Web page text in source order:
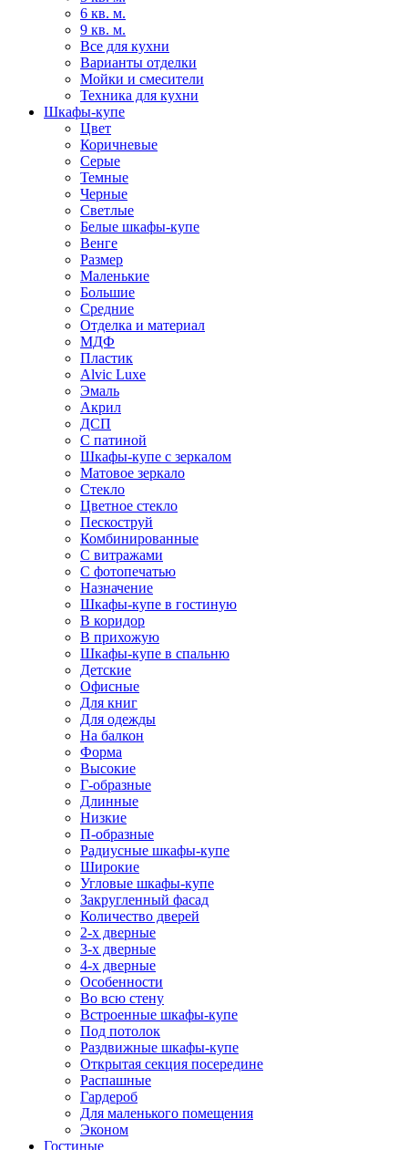
6 кв. м.
9 кв. м.
Все для кухни
Варианты отделки
Мойки и смесители
Техника для кухни
Шкафы-купе
Цвет
Коричневые
Серые
Темные
Черные
Светлые
Белые шкафы-купе
Венге
Размер
Маленькие
Большие
Средние
Отделка и материал
МДФ
Пластик
Alvic Luxe
Эмаль
Акрил
ДСП
С патиной
Шкафы-купе с зеркалом
Матовое зеркало
Стекло
Цветное стекло
Пескоструй
Комбинированные
С витражами
С фотопечатью
Назначение
Шкафы-купе в гостиную
В коридор
В прихожую
Шкафы-купе в спальню
Детские
Офисные
Для книг
Для одежды
На балкон
Форма
Высокие
Г-образные
Длинные
Низкие
П-образные
Радиусные шкафы-купе
Широкие
Угловые шкафы-купе
Закругленный фасад
Количество дверей
2-х дверные
3-х дверные
4-х дверные
Особенности
Во всю стену
Встроенные шкафы-купе
Под потолок
Раздвижные шкафы-купе
Открытая секция посередине
Распашные
Гардероб
Для маленького помещения
Эконом
Гостиные